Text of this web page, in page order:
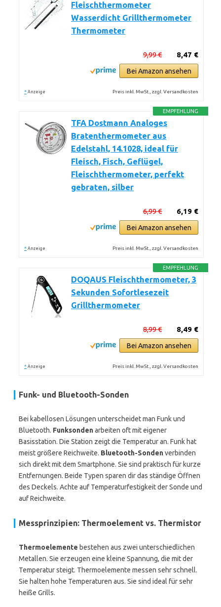
Fleischthermometer
Wasserdicht Grillthermometer
Thermometer
8,47 €
9,99 €
Bei Amazon ansehen
* Anzeige Preis inkl. MwSt., zzgl. Versandkosten
EMPFEHLUNG
TFA Dostmann Analoges
Bratenthermometer aus
Edelstahl, 14.1028, ideal für
Fleisch, Fisch, Geflügel,
Fleischthermometer, perfekt
gebraten, silber
6,19 €
6,99 €
Bei Amazon ansehen
* Anzeige Preis inkl. MwSt., zzgl. Versandkosten
EMPFEHLUNG
DOQAUS Fleischthermometer, 3
Sekunden Sofortlesezeit
Grillthermometer
8,49 €
8,99 €
Bei Amazon ansehen
* Anzeige Preis inkl. MwSt., zzgl. Versandkosten
Funk- und Bluetooth-Sonden
Bei kabellosen Lösungen unterscheidet man Funk und
Bluetooth. Funksondenarbeiten oft mit eigener
Basisstation. Die Station zeigt die Temperatur an. Funk hat
meist größere Reichweite. Bluetooth-Sondenverbinden
sich direkt mit dem Smartphone. Sie sind praktisch für kurze
Entfernungen. Beide Typen sparen dir das ständige Öffnen
des Deckels. Achte auf Temperaturfestigkeit der Sonde und
auf Reichweite.
Messprinzipien: Thermoelement vs. Thermistor
Thermoelemente bestehen aus zwei unterschiedlichen
Metallen. Sie erzeugen eine kleine Spannung, die mit der
Temperatur steigt. Thermoelemente messen sehr schnell.
Sie halten hohe Temperaturen aus. Sie sind ideal für sehr
heiße Grills.